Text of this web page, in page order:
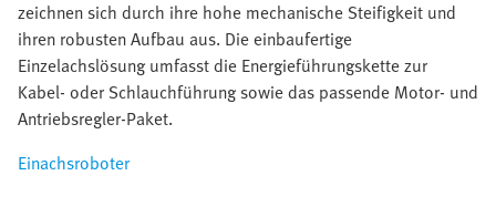
zeichnen sich durch ihre hohe mechanische Steifigkeit und
ihren robusten Aufbau aus. Die einbaufertige
Einzelachslösung umfasst die Energieführungskette zur
Kabel- oder Schlauchführung sowie das passende Motor- und
Antriebsregler-Paket.
Einachsroboter